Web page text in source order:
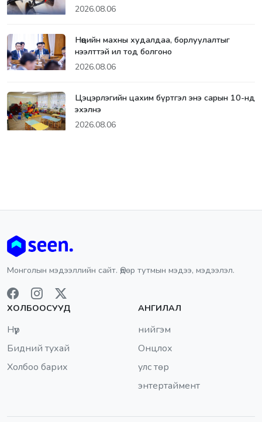
2026.08.06
Нөөцийн махны худалдаа, борлуулалтыг
нээлттэй ил тод болгоно
2026.08.06
Цэцэрлэгийн цахим бүртгэл энэ сарын 10-нд
эхэлнэ
2026.08.06
Монголын мэдээллийн сайт. Өдөр тутмын мэдээ, мэдээлэл.
ХОЛБООСУУД
Нүүр
Бидний тухай
Холбоо барих
АНГИЛАЛ
нийгэм
Онцлох
улс төр
энтертаймент